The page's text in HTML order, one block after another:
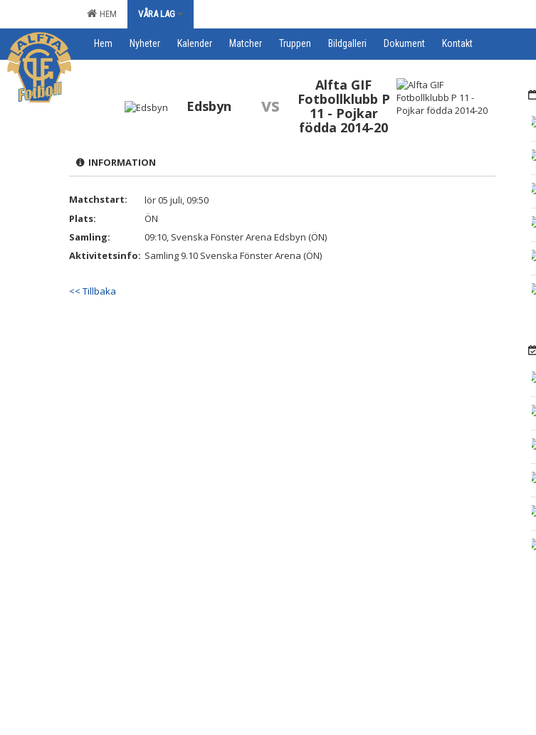
HEM VÅRA LAG
Hem Nyheter Kalender Matcher Truppen Bildgalleri Dokument Kontakt
Edsbyn vs
Alfta GIF
Fotbollklubb P
11 - Pojkar
födda 2014-20
INFORMATION
Matchstart:
lör 05 juli, 09:50
Plats:
ÖN
Samling:
09:10, Svenska Fönster Arena Edsbyn (ÖN)
Aktivitetsinfo: Samling 9.10 Svenska Fönster Arena (ÖN)
<< Tillbaka